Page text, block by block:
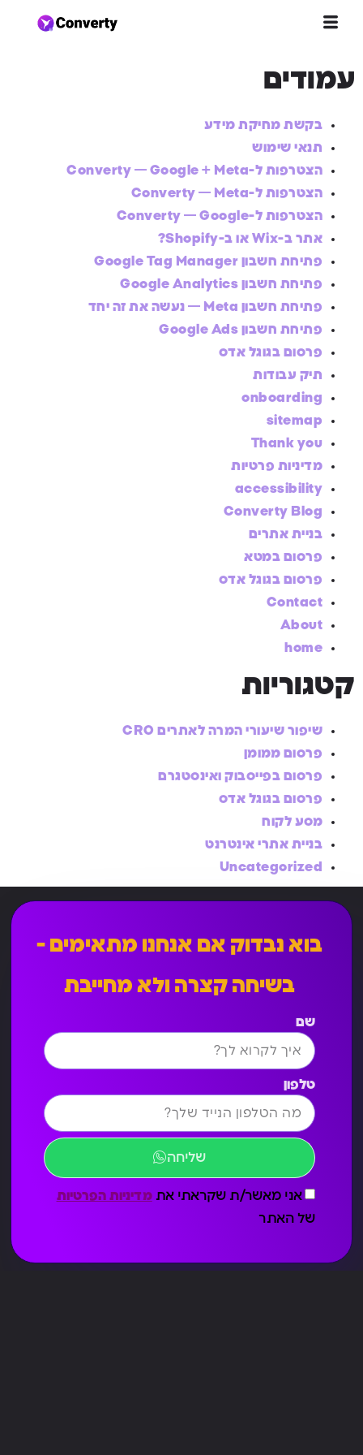
עמודים
בקשת מחיקת מידע
תנאי שימוש
הצטרפות ל-Converty — Google + Meta
הצטרפות ל-Converty — Meta
הצטרפות ל-Converty — Google
אתר ב-Wix או ב-Shopify?
פתיחת חשבון Google Tag Manager
פתיחת חשבון Google Analytics
פתיחת חשבון Meta — נעשה את זה יחד
פתיחת חשבון Google Ads
פרסום בגוגל אדס
תיק עבודות
onboarding
sitemap
Thank you
מדיניות פרטיות
accessibility
Converty Blog
בניית אתרים
פרסום במטא
פרסום בגוגל אדס
Contact
About
home
קטגוריות
שיפור שיעורי המרה לאתרים CRO
פרסום ממומן
פרסום בפייסבוק ואינסטגרם
פרסום בגוגל אדס
מסע לקוח
בניית אתרי אינטרנט
Uncategorized
בוא נבדוק אם אנחנו מתאימים -
בשיחה קצרה ולא מחייבת
שם
טלפון
אני מאשר/ת שקראתי אתמדיניות הפרטיות
של האתר
שליחה